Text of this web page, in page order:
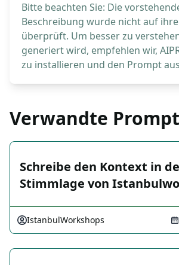
Bitte beachten Sie: Die
Beschreibung wurde nicht auf
überprüft. Um besser zu
generiert wird, empfehlen wir,
zu installieren und den Prompt
Verwandte
Schreibe den Kontext in
Stimmlage von
IstanbulWorkshops